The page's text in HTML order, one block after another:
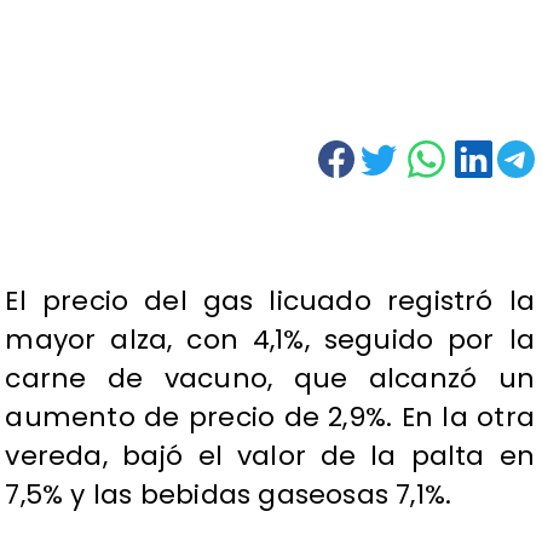
El precio del gas licuado registró la
mayor alza, con 4,1%, seguido por la
carne de vacuno, que alcanzó un
aumento de precio de 2,9%. En la otra
vereda, bajó el valor de la palta en
7,5% y las bebidas gaseosas 7,1%.